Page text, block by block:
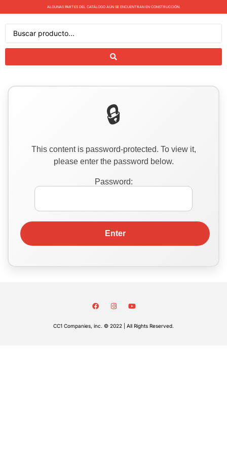
ALGUNAS PARTES DEL CATÁLOGO AÚN SE ENCUENTRAN EN CONSTRUCCIÓN.
This content is password-protected. To view it,
please enter the password below.
Password:
CC1 Companies, inc. © 2022 | All Rights Reserved.